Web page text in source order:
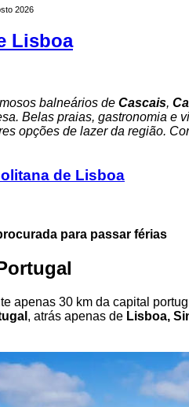
2026
Lisboa
balneários de Cascais,
Belas praias, gastronomia e
opções de lazer da região.
de Lisboa
para passar férias
apenas 30 km da capital
, atrás apenas de Lisboa,